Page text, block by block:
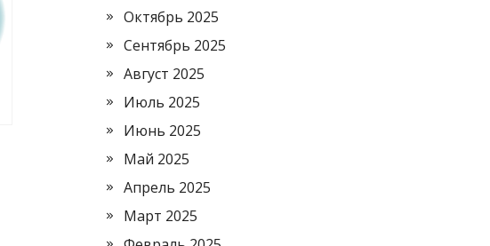
Октябрь 2025
Сентябрь 2025
Август 2025
Июль 2025
Июнь 2025
Май 2025
Апрель 2025
Март 2025